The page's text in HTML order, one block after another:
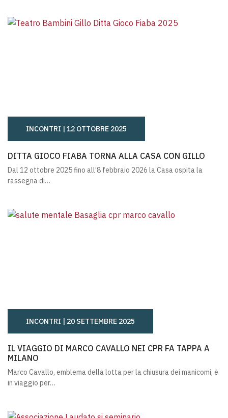
INCONTRI | 12 OTTOBRE 2025
DITTA GIOCO FIABA TORNA ALLA CASA CON GILLO
Dal 12 ottobre 2025 fino all’8 febbraio 2026 la Casa ospita la
rassegna di…
INCONTRI | 20 SETTEMBRE 2025
IL VIAGGIO DI MARCO CAVALLO NEI CPR FA TAPPA A
MILANO
Marco Cavallo, emblema della lotta per la chiusura dei manicomi, è
in viaggio per…